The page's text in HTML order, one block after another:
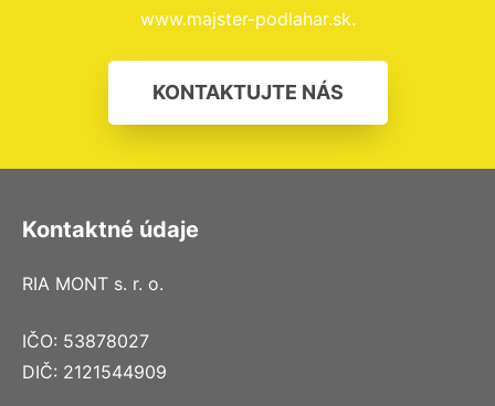
www.majster-podlahar.sk.
KONTAKTUJTE NÁS
Kontaktné údaje
RIA MONT s. r. o.
IČO: 53878027
DIČ: 2121544909